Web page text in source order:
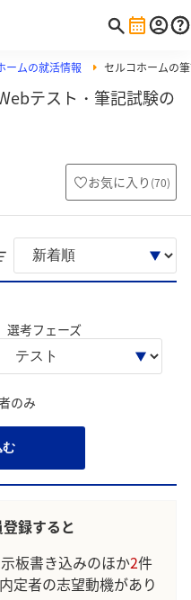
ームの就活情報 セルコホームの
テスト・筆記試験の
お気に入り (70)
選考フェーズ
のみ
む
録すると
板書き込みのほか2件
定者の志望動機があり